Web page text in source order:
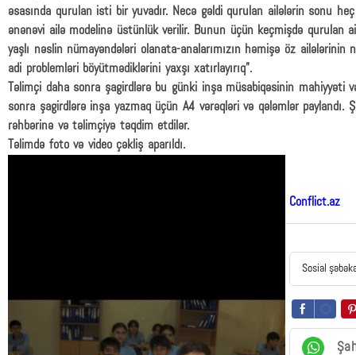
əsasında qurulan isti bir yuvadır. Necə gəldi qurulan ailələrin sonu
ənənəvi ailə modelinə üstünlük verilir. Bunun üçün keçmişdə qurulan
yaşlı nəslin nümayəndələri olanata-analarımızın həmişə öz ailələrinin
adi problemləri böyütmədiklərini yaxşı xatırlayırıq”.
Təlimçi daha sonra şagirdlərə bu günki inşa müsabiqəsinin mahiyyəti
sonra şagirdlərə inşa yazmaq üçün A4 vərəqləri və qələmlər paylandı.
rəhbərinə və təlimçiyə təqdim etdilər.
Təlimdə foto və video çəkliş aparıldı.
Conflict.az
Sosial